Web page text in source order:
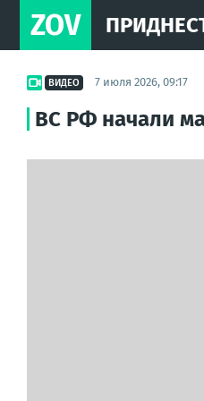
ZOV
ВИДЕО 7 июля 2026, 09:17
ВС РФ начали